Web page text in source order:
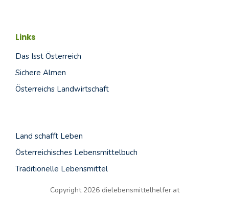
Links
Das Isst Österreich
Sichere Almen
Österreichs Landwirtschaft
Land schafft Leben
Österreichisches Lebensmittelbuch
Traditionelle Lebensmittel
Copyright 2026 dielebensmittelhelfer.at